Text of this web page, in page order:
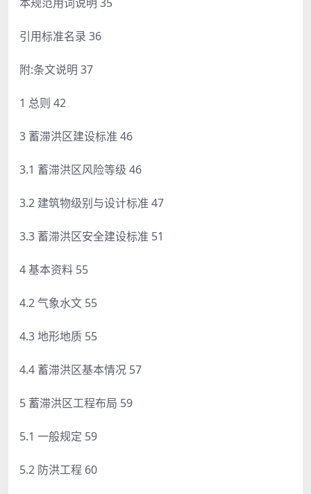
引用标准名录 36
附:条文说明 37
1 总则 42
3 蓄滞洪区建设标准 46
3.1 蓄滞洪区风险等级 46
3.2 建筑物级别与设计标准 47
3.3 蓄滞洪区安全建设标准 51
4 基本资料 55
4.2 气象水文 55
4.3 地形地质 55
4.4 蓄滞洪区基本情况 57
5 蓄滞洪区工程布局 59
5.1 一般规定 59
5.2 防洪工程 60